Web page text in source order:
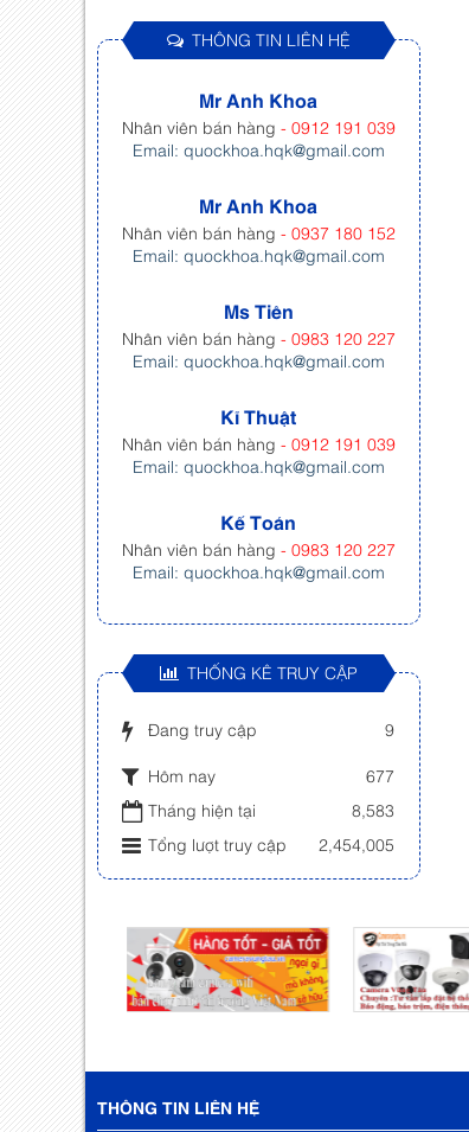
THÔNG TIN LIÊN HỆ
Mr Anh Khoa
Nhân viên bán hàng - 0912 191 039
Email: quockhoa.hqk@gmail.com
Mr Anh Khoa
Nhân viên bán hàng - 0937 180 152
Email: quockhoa.hqk@gmail.com
Ms Tiên
Nhân viên bán hàng - 0983 120 227
Email: quockhoa.hqk@gmail.com
Kĩ Thuật
Nhân viên bán hàng - 0912 191 039
Email: quockhoa.hqk@gmail.com
Kế Toán
Nhân viên bán hàng - 0983 120 227
Email: quockhoa.hqk@gmail.com
THỐNG KÊ TRUY CẬP
Đang truy cập 9
Hôm nay
677
Tháng hiện tại
8,583
Tổng lượt truy cập
2,454,005
THÔNG TIN LIÊN HỆ